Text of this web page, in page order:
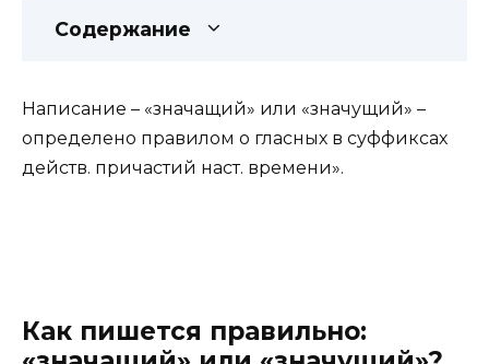
Содержание
Написание – «значащий» или «значущий» –
определено правилом о гласных в суффиксах
действ. причастий наст. времени».
Как пишется правильно: